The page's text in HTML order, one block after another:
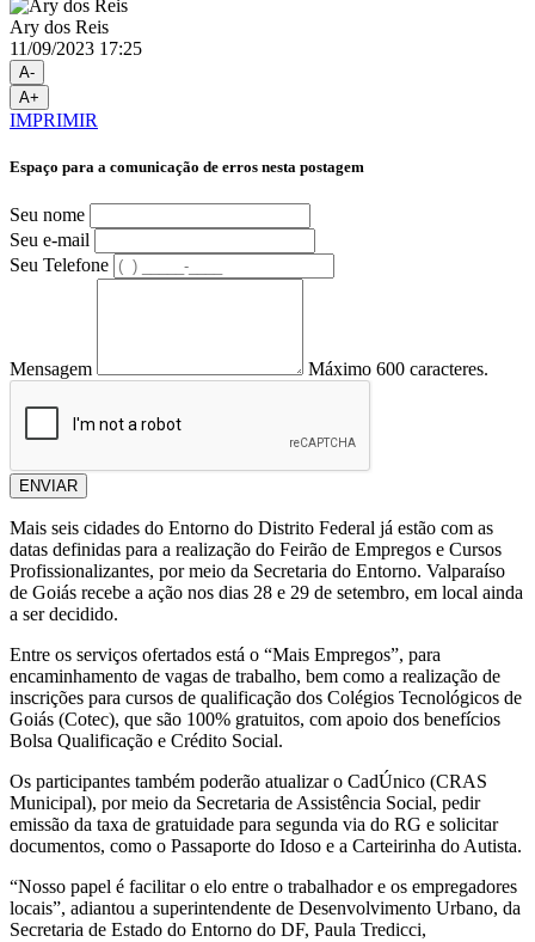
Ary dos Reis
11/09/2023 17:25
A-
A+
IMPRIMIR
Espaço para a comunicação de erros nesta postagem
Seu nome
Seu e-mail
Seu Telefone
Mensagem Máximo 600 caracteres.
ENVIAR
Mais seis cidades do Entorno do Distrito Federal já estão com as
datas definidas para a realização do Feirão de Empregos e Cursos
Profissionalizantes, por meio da Secretaria do Entorno. Valparaíso
de Goiás recebe a ação nos dias 28 e 29 de setembro, em local ainda
a ser decidido.
Entre os serviços ofertados está o “Mais Empregos”, para
encaminhamento de vagas de trabalho, bem como a realização de
inscrições para cursos de qualificação dos Colégios Tecnológicos de
Goiás (Cotec), que são 100% gratuitos, com apoio dos benefícios
Bolsa Qualificação e Crédito Social.
Os participantes também poderão atualizar o CadÚnico (CRAS
Municipal), por meio da Secretaria de Assistência Social, pedir
emissão da taxa de gratuidade para segunda via do RG e solicitar
documentos, como o Passaporte do Idoso e a Carteirinha do Autista.
“Nosso papel é facilitar o elo entre o trabalhador e os empregadores
locais”, adiantou a superintendente de Desenvolvimento Urbano, da
Secretaria de Estado do Entorno do DF, Paula Tredicci,